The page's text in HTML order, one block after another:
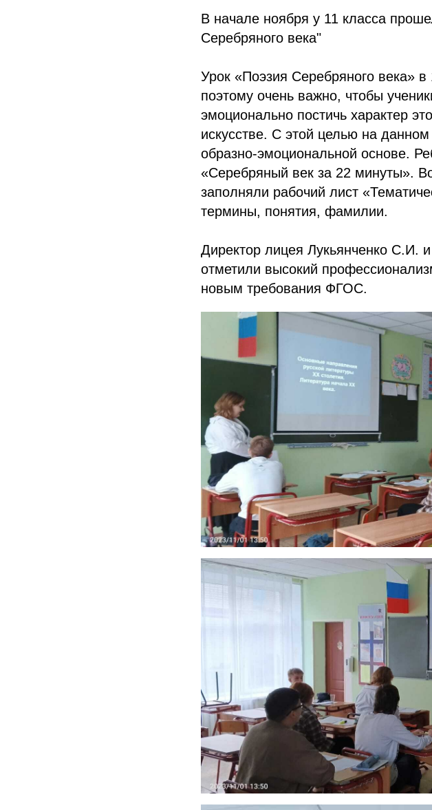
В начале ноября у 11 класса
Серебряного века"
Урок «Поэзия Серебряного века»
поэтому очень важно, чтобы
эмоционально постичь характер
искусстве. С этой целью на
образно-эмоциональной основе.
«Серебряный век за 22 минуты».
заполняли рабочий лист
термины, понятия, фамилии.
Директор лицея Лукьянченко С.И.
отметили высокий
новым требования ФГОС.